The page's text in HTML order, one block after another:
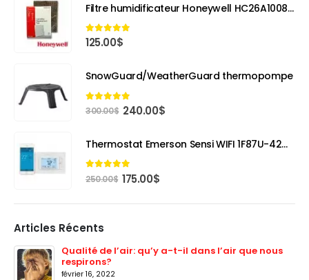
Filtre humidificateur Honeywell HC26A1008 (Boite de 3 filtres)
4.89out of 5
125.00$
SnowGuard/WeatherGuard thermopompe
4.84out of 5
300.00$ Le
était :
300.00$.
240.00$Le
est :
Thermostat Emerson Sensi WIFI 1F87U-42WF
4.84 out of 5
250.00$ Le
initial
175.00$Le
actuel
Articles Récents
Qualité de l’air: qu’y a-t-il dans l’air que nous
respirons?
février 16, 2022